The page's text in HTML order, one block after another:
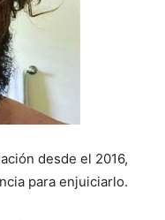
desde el 2016,
para enjuiciarlo.